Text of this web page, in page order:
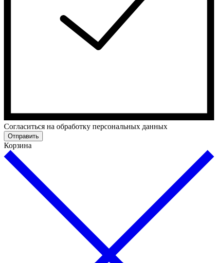
Cогласиться на обработку персональных данных
Отправить
Корзина